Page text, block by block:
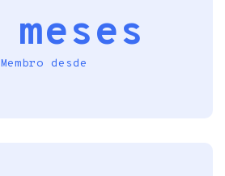
Membro desde